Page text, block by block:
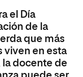
el Día
de la
que más
viven en esta
la docente de